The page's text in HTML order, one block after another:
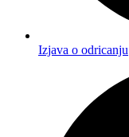
Izjava o odricanju